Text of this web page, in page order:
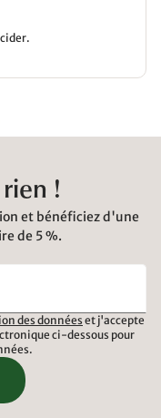
!
et bénéficiez d'une
de 5 %.
des donnéeset j'accepte
ci-dessous pour